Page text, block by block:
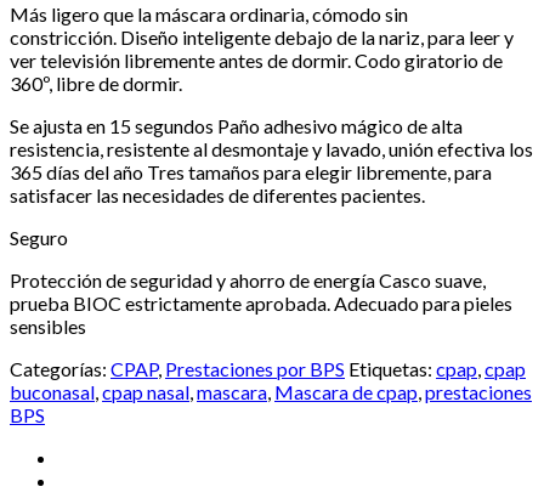
Más ligero que la máscara ordinaria, cómodo sin
constricción. Diseño inteligente debajo de la nariz, para leer y
ver televisión libremente antes de dormir. Codo giratorio de
360º, libre de dormir.
Se ajusta en 15 segundos Paño adhesivo mágico de alta
resistencia, resistente al desmontaje y lavado, unión efectiva los
365 días del año Tres tamaños para elegir libremente, para
satisfacer las necesidades de diferentes pacientes.
Seguro
Protección de seguridad y ahorro de energía Casco suave,
prueba BIOC estrictamente aprobada. Adecuado para pieles
sensibles
Categorías: CPAP, Prestaciones por BPS Etiquetas: cpap,cpap
buconasal,cpap nasal,mascara, Mascara de cpap,prestaciones
BPS